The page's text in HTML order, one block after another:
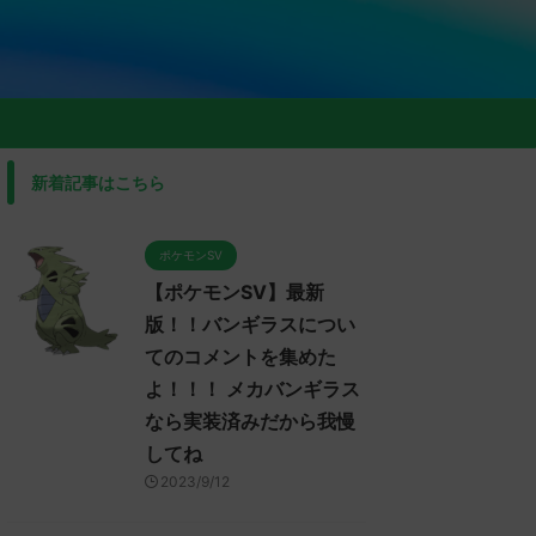
新着記事はこちら
ポケモンSV
【ポケモンSV】最新
版！！バンギラスについ
てのコメントを集めた
よ！！！ メカバンギラス
なら実装済みだから我慢
してね
2023/9/12